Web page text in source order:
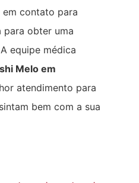
em contato para
para obter uma
equipe médica
Melo em
atendimento para
bem com a sua